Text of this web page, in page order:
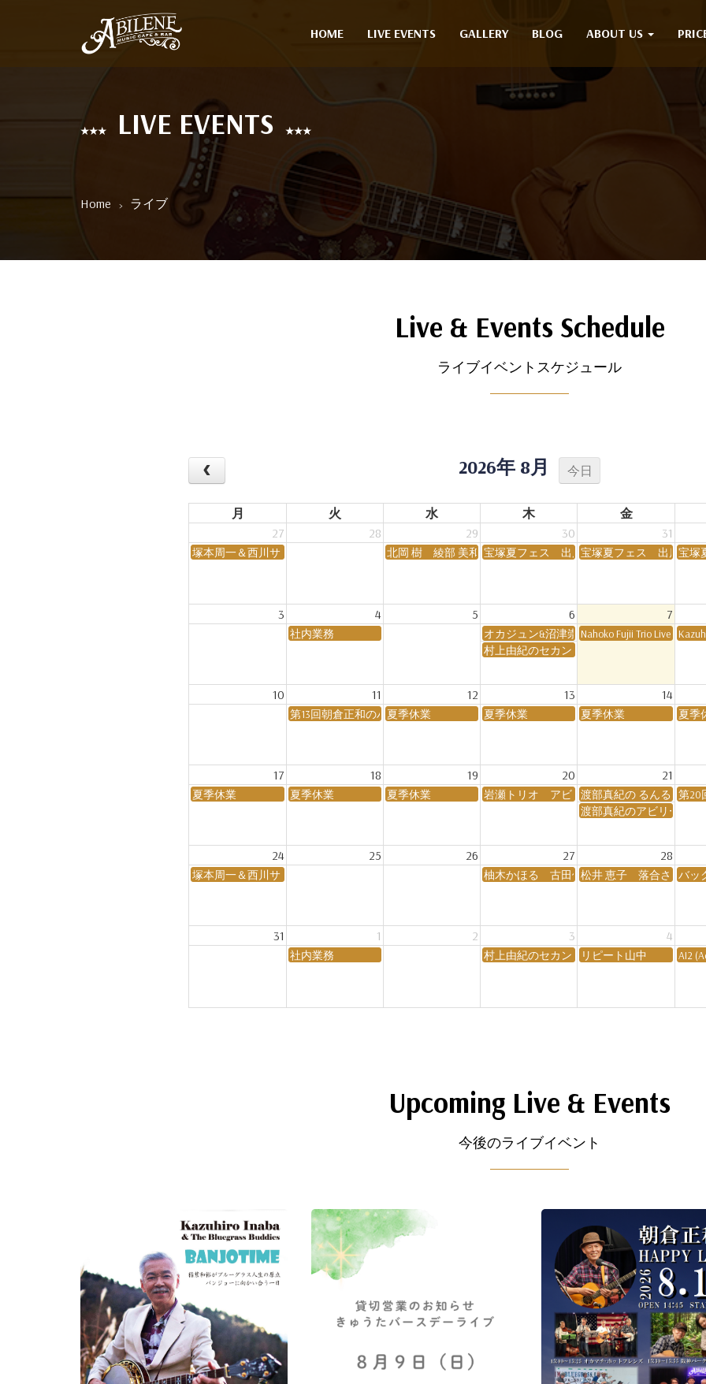
HOME LIVE EVENTS GALLERY BLOG ABOUT US
LIVE EVENTS
Home ライブ
Live & Events Schedule
ライブイベントスケジュール
2026年 8月 今日
月 火 水 木
金
27
28 29 30 31
塚本周一＆西川サトシ JAZZ session Night Vol.16北岡 樹 綾部 美和子 Velvet Tango
宝塚夏フェス 出店宝塚夏フェス 出店宝塚
3 4 5 6 7
社内業務 オカジュン&沼津崇&魚谷のぶまさ
Nahoko Fujii Trio Live
村上由紀のセカンドハウス・タイム
10 11 12 13 14
第13回朝倉正和のハッピーライブ
夏季休業 夏季休業 夏季休業 夏季
17 18 19 20 21
夏季休業 夏季休業 夏季休業 岩瀬トリオ アビリーン ・ジャズ・ナイト
渡部真紀の るんるんル
第20
渡部真紀のアビリーン
24 25 26 27 28
塚本周一＆西川サトシ JAZZ session Night Vol.17 柚木かほる 古田優花 向井陽実 安井レオ
松井 恵子 落合さとこ
バッ
31 1 2 3 4
社内業務 村上由紀のセカンドハウス・タイム
リピート山中 AI2
Upcoming Live & Events
今後のライブイベント